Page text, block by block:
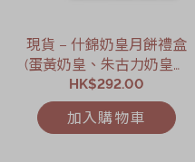
現貨 – 什錦奶皇月餅禮盒
(蛋黃奶皇、朱古力奶皇及
伯爵茶奶皇) (8個裝)
HK$292.00
加入購物車